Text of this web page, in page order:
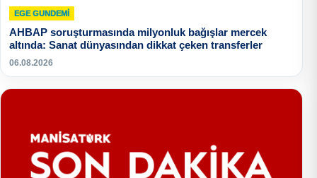
EGE GUNDEMİ
AHBAP soruşturmasında milyonluk bağışlar mercek
altında: Sanat dünyasından dikkat çeken transferler
06.08.2026